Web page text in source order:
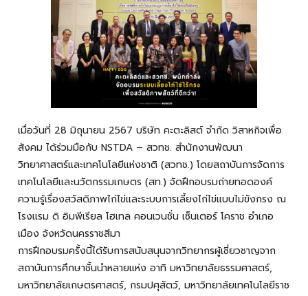
เมื่อวันที่ 28 มิถุนายน 2567 บริษัท คะตะลิสต์ จำกัด วิสาหกิจเพื่อ
สังคม ได้ร่วมมือกับ NSTDA – สวทช. สำนักงานพัฒนา
วิทยาศาสตร์และเทคโนโลยีแห่งชาติ (สวทช.) โดยสถาบันการจัดการ
เทคโนโลยีและนวัตกรรมเกษตร (สท.) จัดฝึกอบรมถ่ายทอดองค์
ความรู้เรื่องสวัสดิภาพไก่ไข่และระบบการเลี้ยงไก่ไข่แบบไม่ขังกรง ณ
โรงแรม ดิ อิมพีเรียล โฮเทล คอนเวนชั่น เซ็นเตอร์ โคราช อำเภอ
เมือง จังหวัดนครราชสีมา
การฝึกอบรมครั้งนี้ได้รับการสนับสนุนจากวิทยากรผู้เชี่ยวชาญจาก
สถาบันการศึกษาชั้นนำหลายแห่ง อาทิ มหาวิทยาลัยธรรมศาสตร์,
มหาวิทยาลัยเกษตรศาสตร์, กรมปศุสัตว์, มหาวิทยาลัยเทคโนโลยีราช